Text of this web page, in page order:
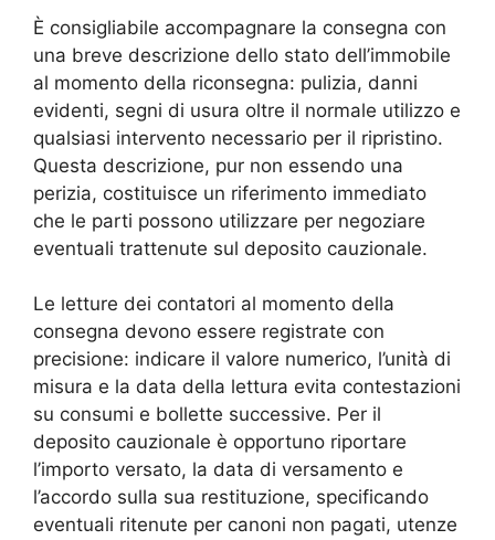
È consigliabile accompagnare la consegna con
una breve descrizione dello stato dell’immobile
al momento della riconsegna: pulizia, danni
evidenti, segni di usura oltre il normale utilizzo e
qualsiasi intervento necessario per il ripristino.
Questa descrizione, pur non essendo una
perizia, costituisce un riferimento immediato
che le parti possono utilizzare per negoziare
eventuali trattenute sul deposito cauzionale.
Le letture dei contatori al momento della
consegna devono essere registrate con
precisione: indicare il valore numerico, l’unità di
misura e la data della lettura evita contestazioni
su consumi e bollette successive. Per il
deposito cauzionale è opportuno riportare
l’importo versato, la data di versamento e
l’accordo sulla sua restituzione, specificando
eventuali ritenute per canoni non pagati, utenze